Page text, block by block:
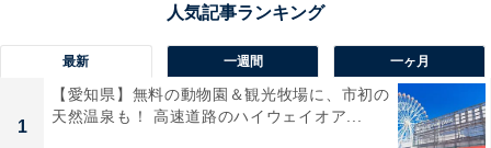
最新 一週間 一ヶ月
1
【愛知県】無料の動物園＆観光牧場に、市初の
天然温泉も！ 高速道路のハイウェイオア...